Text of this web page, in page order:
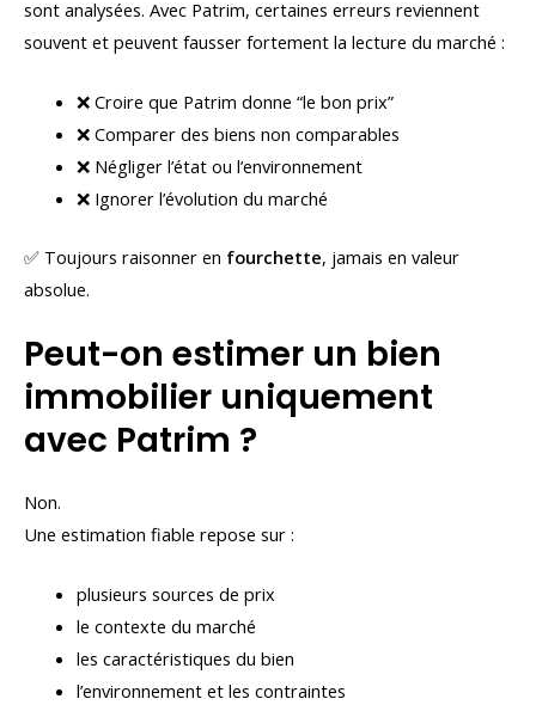
sont analysées. Avec Patrim, certaines erreurs reviennent
souvent et peuvent fausser fortement la lecture du marché :
❌ Croire que Patrim donne “le bon prix”
❌ Comparer des biens non comparables
❌ Négliger l’état ou l’environnement
❌ Ignorer l’évolution du marché
✅ Toujours raisonner en fourchette, jamais en valeur
absolue.
Peut-on estimer un bien
immobilier uniquement
avec Patrim ?
Non.
Une estimation fiable repose sur :
plusieurs sources de prix
le contexte du marché
les caractéristiques du bien
l’environnement et les contraintes